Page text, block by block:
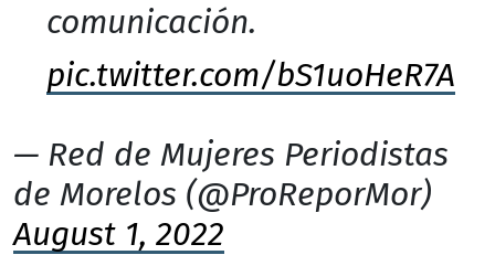
comunicación.
pic.twitter.com/bS1uoHeR7A
— Red de Mujeres Periodistas
de Morelos (@ProReporMor)
August 1, 2022